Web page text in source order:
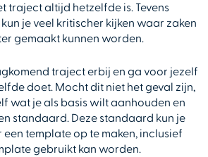
traject altijd hetzelfde is. Tevens
je veel kritischer kijken waar zaken
gemaakt kunnen worden.
traject erbij en ga voor jezelf
doet. Mocht dit niet het geval zijn,
wat je als basis wilt aanhouden en
standaard. Deze standaard kun je
template op te maken, inclusief
gebruikt kan worden.